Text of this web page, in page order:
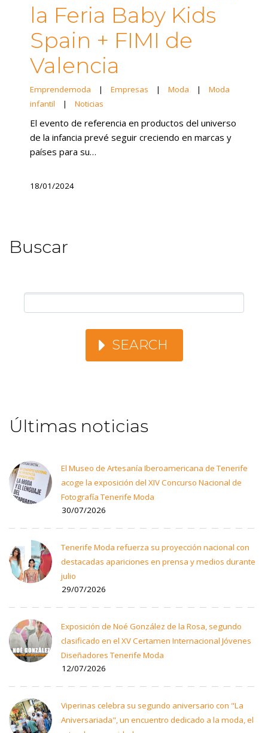
la Feria Baby Kids
Spain + FIMI de
Valencia
Emprendemoda | Empresas | Moda |
Moda
infantil
| Noticias
El evento de referencia en productos del universo
de la infancia prevé seguir creciendo en marcas y
países para su…
18/01/2024
Buscar
SEARCH
Últimas noticias
El Museo de Artesanía Iberoamericana de Tenerife
acoge la exposición del XIV Concurso Nacional de
Fotografía Tenerife Moda
30/07/2026
Tenerife Moda refuerza su proyección nacional con
destacadas apariciones en prensa y medios durante
julio
29/07/2026
Exposición de Noé González de la Rosa, segundo
clasificado en el XV Certamen Internacional Jóvenes
Diseñadores Tenerife Moda
12/07/2026
Viperinas celebra su segundo aniversario con "La
Aniversariada", un encuentro dedicado a la moda, el